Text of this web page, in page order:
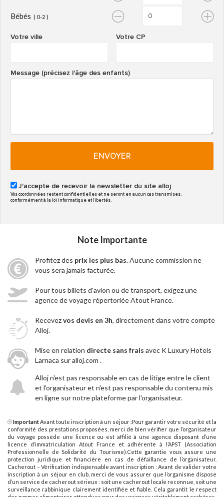
Bébés ( 0-2 )
Votre CP
Votre ville
Message (précisez l'âge des enfants)
ENVOYER
J'accepte de recevoir la newsletter du site alloj
Vos coordonnées restent confidentielles et ne seront en aucun cas transmises,
conformément à la loi informatique et libertés.
Note Importante
Profitez des prix les plus bas. Aucune commission ne
vous sera jamais facturée.
Pour tous billets d'avion ou de transport, exigez une
agence de voyage répertoriée Atout France.
Recevezvos devis en 3h, directement dans votre compte
Alloj.
Mise en relation directe sans frais avec K Luxury Hotels
Larnaca sur alloj.com .
Alloj n'est pas responsable en cas de litige entre le client
et l’organisateur et n'est pas responsable du contenu mis
en ligne sur notre plateforme par l'organisateur.
ImportantAvant toute inscription à un séjour :Pour garantir votre sécurité et la
conformité des prestations proposées, merci de bien vérifier que l’organisateur
du voyage possède une licence ou est affilié à une agence disposant d’une
licence d’immatriculation Atout France et adhérente à l’APST (Association
Professionnelle de Solidarité du Tourisme).Cette garantie vous assure une
protection juridique et financière en cas de défaillance de l’organisateur.
Cacherout – Vérification indispensable avant inscription : Avant de valider votre
inscription à un séjour en club, merci de vous assurer que l’organisme dispose
d’un service de cacherout sérieux : soit une cacherout locale reconnue, soit une
surveillance rabbinique clairement identifiée et fiable. Cela garantit le respect